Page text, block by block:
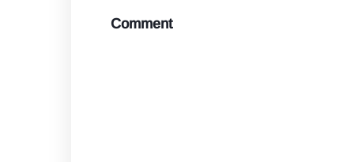
Comment